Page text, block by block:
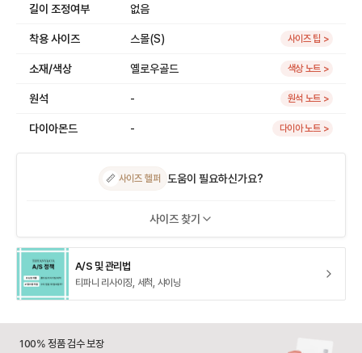
길이 조정여부 없음
착용 사이즈 스몰(S) 사이즈 팁 >
소재/색상 옐로우골드 색상 노트 >
원석 - 원석 노트 >
다이아몬드 - 다이아 노트 >
📏 사이즈 헬퍼 도움이 필요하신가요?
사이즈 찾기
A/S 및 관리법
티파니 리사이징, 세척, 샤이닝
100% 정품 검수 보장